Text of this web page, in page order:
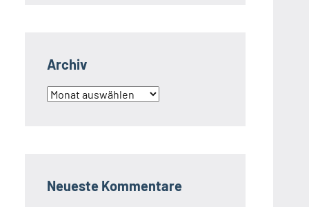
Archiv
Archiv
Neueste Kommentare